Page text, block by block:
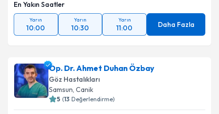
En Yakın Saatler
Yarın
10:00
Yarın
10:30
Yarın
11:00 Daha Fazla
Op. Dr. Ahmet Duhan Özbay
Göz Hastalıkları
Samsun, Canik
5 (13 Değerlendirme)